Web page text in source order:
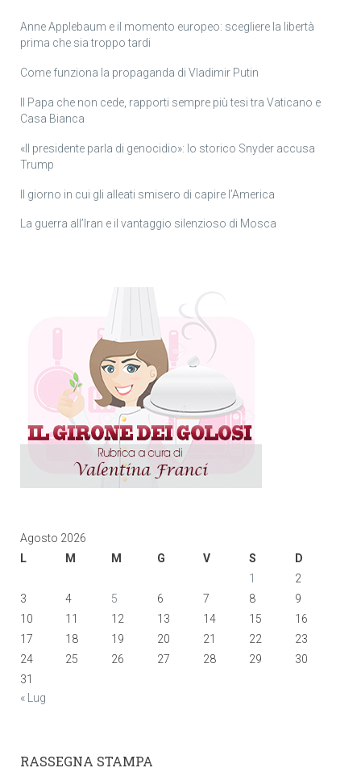
Anne Applebaum e il momento europeo: scegliere la libertà
prima che sia troppo tardi
Come funziona la propaganda di Vladimir Putin
Il Papa che non cede, rapporti sempre più tesi tra Vaticano e
Casa Bianca
«Il presidente parla di genocidio»: lo storico Snyder accusa
Trump
Il giorno in cui gli alleati smisero di capire l’America
La guerra all’Iran e il vantaggio silenzioso di Mosca
Agosto 2026
L
M M G V S
D
1
2
3
4 5 6 7 8
9
10
11 12 13 14 15
16
17
18 19 20 21 22
23
24
25 26 27 28 29
30
31
« Lug
RASSEGNA STAMPA